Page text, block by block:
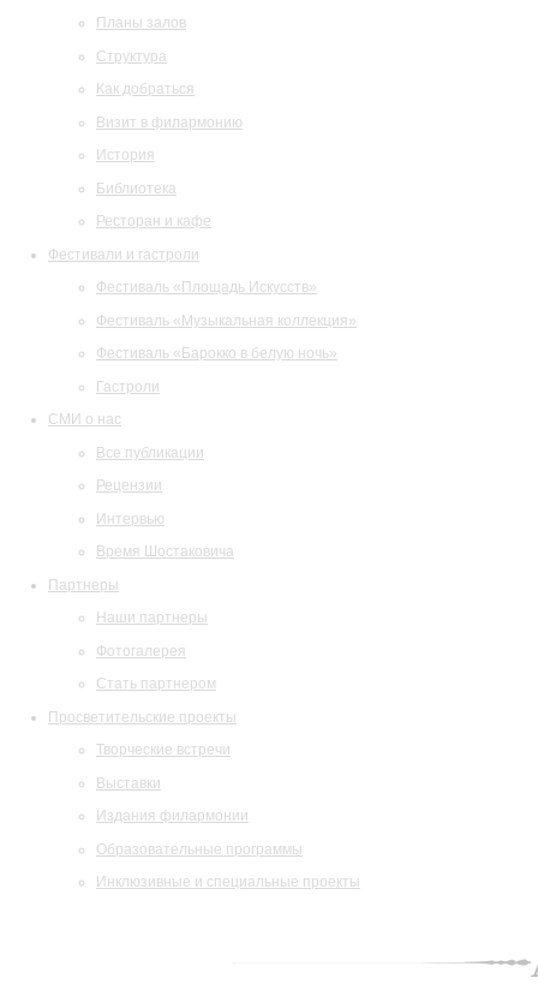
Планы залов
Структура
Как добраться
Визит в филармонию
История
Библиотека
Ресторан и кафе
Фестивали и гастроли
Фестиваль «Площадь Искусств»
Фестиваль «Музыкальная коллекция»
Фестиваль «Барокко в белую ночь»
Гастроли
СМИ о нас
Все публикации
Рецензии
Интервью
Время Шостаковича
Партнеры
Наши партнеры
Фотогалерея
Стать партнером
Просветительские проекты
Творческие встречи
Выставки
Издания филармонии
Образовательные программы
Инклюзивные и специальные проекты